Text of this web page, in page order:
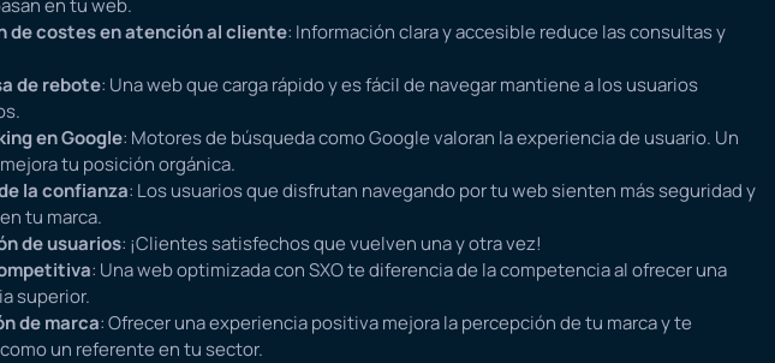
en tu web.
de costes en atención al cliente: Información clara y accesible reduce las consultas y
de rebote: Una web que carga rápido y es fácil de navegar mantiene a los usuarios
en Google: Motores de búsqueda como Google valoran la experiencia de usuario. Un
tu posición orgánica.
la confianza: Los usuarios que disfrutan navegando por tu web sienten más seguridad y
tu marca.
de usuarios: ¡Clientes satisfechos que vuelven una y otra vez!
: Una web optimizada con SXO te diferencia de la competencia al ofrecer una
superior.
de marca: Ofrecer una experiencia positiva mejora la percepción de tu marca y te
un referente en tu sector.